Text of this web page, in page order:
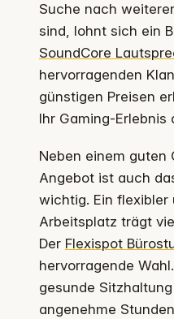
Suche nach
sind, lohnt sich ein
SoundCore
hervorragenden
günstigen Preisen
Ihr Gaming-
Neben einem guten
Angebot ist auch
wichtig. Ein flexibler
Arbeitsplatz trägt
Der Flexispot
hervorragende
gesunde
angenehme